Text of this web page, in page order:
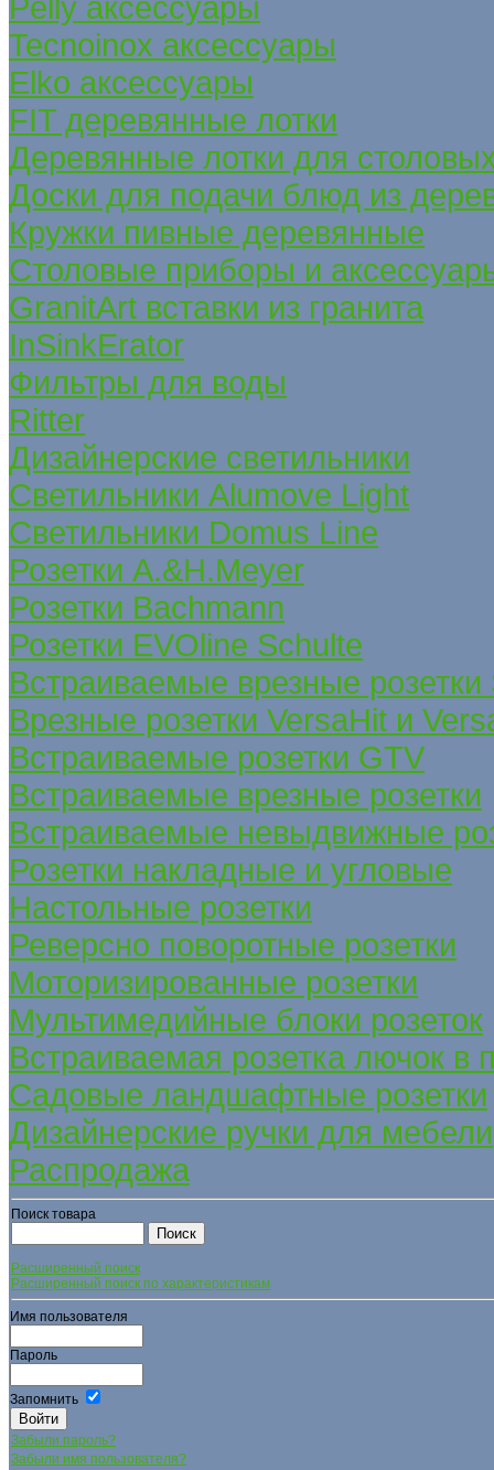
Tecnoinox аксессуары
Elko аксессуары
FIT деревянные лотки
Деревянные лотки для
Доски для подачи блюд из
Кружки пивные деревянные
Столовые приборы и
GranitArt вставки из гранита
InSinkErator
Фильтры для воды
Ritter
Дизайнерские светильники
Светильники Alumove Light
Светильники Domus Line
Розетки A.&H.Meyer
Розетки Bachmann
Розетки EVOline Schulte
Встраиваемые врезные розетки
Врезные розетки VersaHit и
Встраиваемые розетки GTV
Встраиваемые врезные розетки
Встраиваемые невыдвижные
Розетки накладные и угловые
Настольные розетки
Реверсно поворотные розетки
Моторизированные розетки
Мультимедийные блоки розеток
Встраиваемая розетка лючок в
Садовые ландшафтные розетки
Дизайнерские ручки для мебели
Распродажа
Поиск товара
Расширенный поиск
Расширенный поиск по характеристикам
Имя пользователя
Пароль
Запомнить
Забыли пароль?
Забыли имя пользователя?